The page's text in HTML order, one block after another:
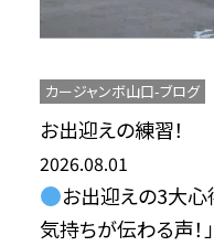
カージャンボ山口-ブログ
お出迎えの練習！
2026.08.01
お出迎えの3大心
気持ちが伝わる声！